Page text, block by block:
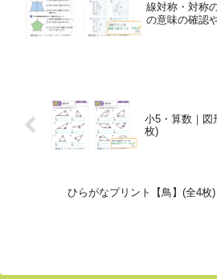
線対称・対称
の意味の確認
小5・算数｜図
枚)
ひらがなプリント【鳥】(全4枚)